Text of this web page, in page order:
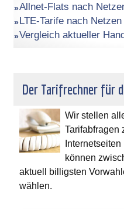
Allnet-Flats nach
LTE-Tarife nach Netzen
Vergleich aktueller
Der Tarifrechner für
Wir stellen
Tarifabfragen
können
aktuell billigsten
wählen.